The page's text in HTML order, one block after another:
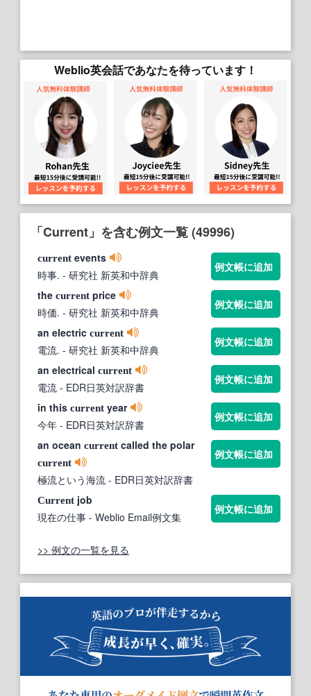
Weblio英会話であなたを待っています！
「Current」を含む例文一覧 (49996)
current events
時事. - 研究社 新英和中辞典
例文帳に追加
the current price
時価. - 研究社 新英和中辞典
例文帳に追加
an electric current
電流. - 研究社 新英和中辞典
例文帳に追加
an electrical current
電流 - EDR日英対訳辞書
例文帳に追加
in this current year
今年 - EDR日英対訳辞書
例文帳に追加
an ocean current called the polar
current
極流という海流 - EDR日英対訳辞書
例文帳に追加
Current job
現在の仕事 - Weblio Email例文集
例文帳に追加
>> 例文の一覧を見る